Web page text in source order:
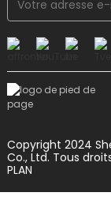
Copyright 2024
Co., Ltd. Tous
PLAN